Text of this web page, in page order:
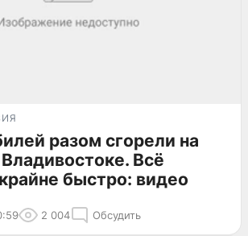
разом сгорели на
Всё
быстро: видео
2 004 Обсудить